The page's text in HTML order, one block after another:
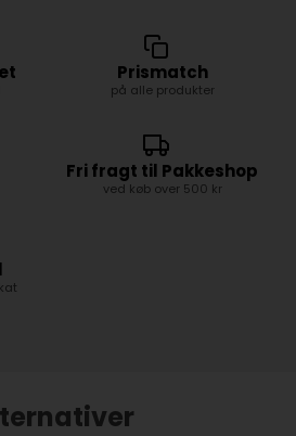
Prismatch
på alle produkter
Fri fragt til Pakkeshop
ved køb over 500 kr